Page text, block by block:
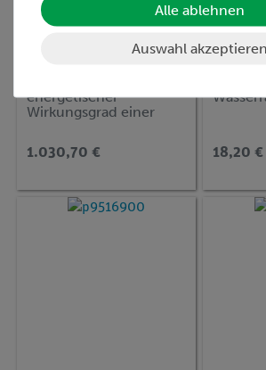
energetischer
Wirkungsgrad einer
1.030,70 €
Artikel-Nr.:
18,20 €
Alle ablehnen
Auswahl akzeptieren